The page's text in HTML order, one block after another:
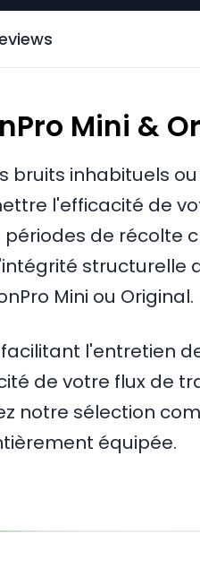
Mini &
inhabituels
l'efficacité de
de récolte
structurelle
Mini ou Original.
l'entretien
de votre flux de
notre sélection
équipée.